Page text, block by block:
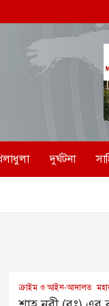
দুর্ঘটনা
ক্রাইম ও আইন-আদালত